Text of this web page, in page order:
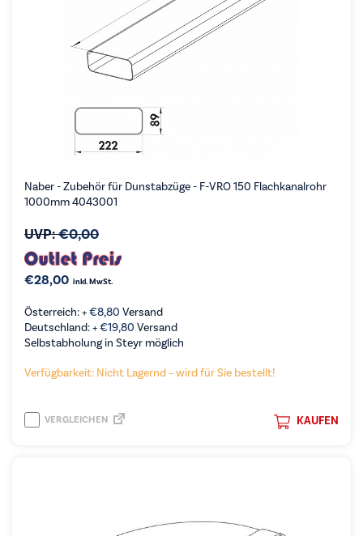
Naber - Zubehör für Dunstabzüge - F-VRO 150 Flachkanalrohr
1000mm 4043001
UVP:€0,00
€28,00 inkl. MwSt.
Österreich: +€8,80 Versand
Deutschland: +€19,80 Versand
Selbstabholung in Steyr möglich
Verfügbarkeit: Nicht Lagernd – wird für Sie bestellt!
KAUFEN
VERGLEICHEN